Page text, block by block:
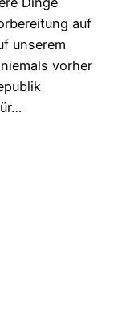
auf
unserem
vorher